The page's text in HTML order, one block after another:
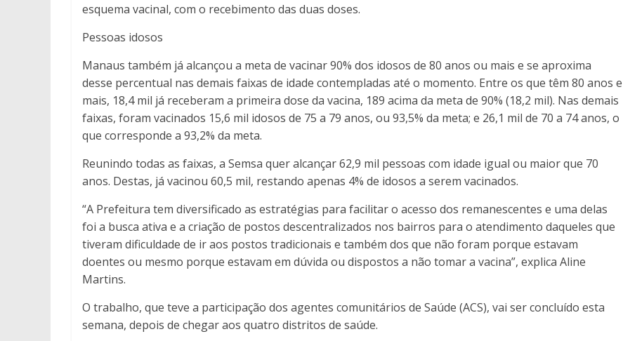
esquema vacinal, com o recebimento das duas doses.
Pessoas idosos
Manaus também já alcançou a meta de vacinar 90% dos idosos de 80 anos ou mais e se aproxima
desse percentual nas demais faixas de idade contempladas até o momento. Entre os que têm 80 anos e
mais, 18,4 mil já receberam a primeira dose da vacina, 189 acima da meta de 90% (18,2 mil). Nas demais
faixas, foram vacinados 15,6 mil idosos de 75 a 79 anos, ou 93,5% da meta; e 26,1 mil de 70 a 74 anos, o
que corresponde a 93,2% da meta.
Reunindo todas as faixas, a Semsa quer alcançar 62,9 mil pessoas com idade igual ou maior que 70
anos. Destas, já vacinou 60,5 mil, restando apenas 4% de idosos a serem vacinados.
“A Prefeitura tem diversificado as estratégias para facilitar o acesso dos remanescentes e uma delas
foi a busca ativa e a criação de postos descentralizados nos bairros para o atendimento daqueles que
tiveram dificuldade de ir aos postos tradicionais e também dos que não foram porque estavam
doentes ou mesmo porque estavam em dúvida ou dispostos a não tomar a vacina”, explica Aline
Martins.
O trabalho, que teve a participação dos agentes comunitários de Saúde (ACS), vai ser concluído esta
semana, depois de chegar aos quatro distritos de saúde.